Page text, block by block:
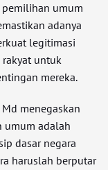
pemilihan umum
adanya
legitimasi
untuk
mereka.
menegaskan
umum adalah
dasar negara
haruslah berputar